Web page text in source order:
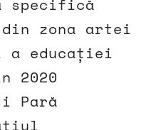
specifică
zona artei
a educației
2020
Pară